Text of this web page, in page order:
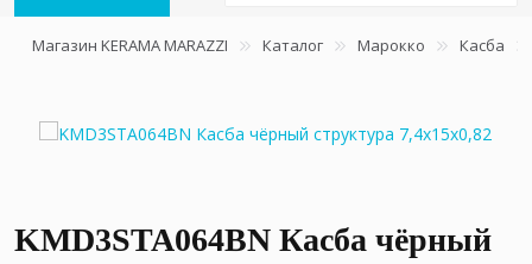
Магазин KERAMA MARAZZI Каталог Марокко Касба
KMD3STA064BN Касба чёрный